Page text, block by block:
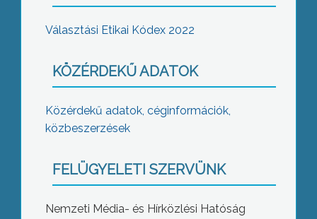
Választási Etikai Kódex 2022
KÖZÉRDEKŰ ADATOK
Közérdekű adatok, céginformációk,
közbeszerzések
FELÜGYELETI SZERVÜNK
Nemzeti Média- és Hírközlési Hatóság